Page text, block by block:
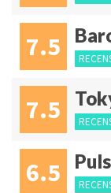
7.5
7.5
6.5